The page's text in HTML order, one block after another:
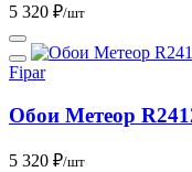
5 320 ₽/шт
Fipar
Обои Метеор
5 320 ₽/шт